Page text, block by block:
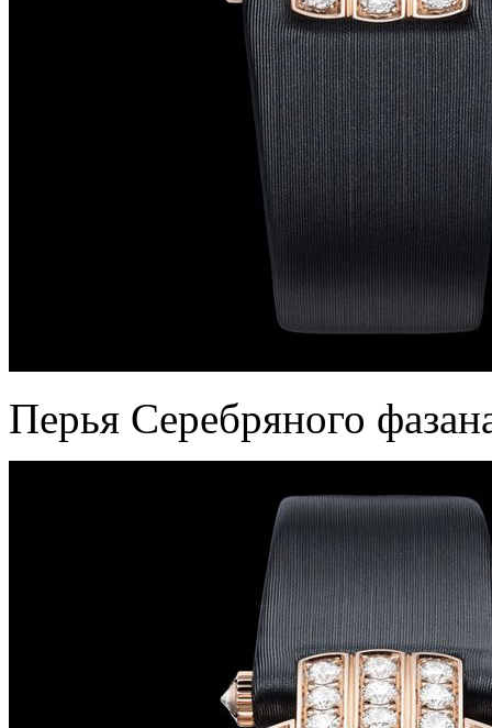
Перья Серебряного